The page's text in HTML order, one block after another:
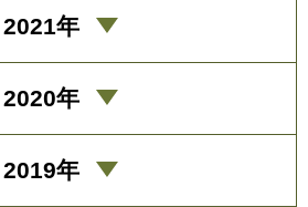
2021年
2020年
2019年